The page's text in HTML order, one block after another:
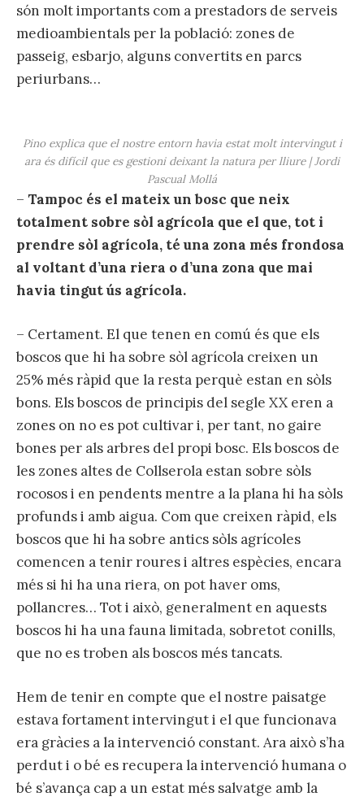
són molt importants com a prestadors de serveis
medioambientals per la població: zones de
passeig, esbarjo, alguns convertits en parcs
periurbans…
Pino explica que el nostre entorn havia estat molt intervingut i
ara és difícil que es gestioni deixant la natura per lliure | Jordi
Pascual Mollá
– Tampoc és el mateix un bosc que neix
totalment sobre sòl agrícola que el que, tot i
prendre sòl agrícola, té una zona més frondosa
al voltant d’una riera o d’una zona que mai
havia tingut ús agrícola.
– Certament. El que tenen en comú és que els
boscos que hi ha sobre sòl agrícola creixen un
25% més ràpid que la resta perquè estan en sòls
bons. Els boscos de principis del segle XX eren a
zones on no es pot cultivar i, per tant, no gaire
bones per als arbres del propi bosc. Els boscos de
les zones altes de Collserola estan sobre sòls
rocosos i en pendents mentre a la plana hi ha sòls
profunds i amb aigua. Com que creixen ràpid, els
boscos que hi ha sobre antics sòls agrícoles
comencen a tenir roures i altres espècies, encara
més si hi ha una riera, on pot haver oms,
pollancres… Tot i això, generalment en aquests
boscos hi ha una fauna limitada, sobretot conills,
que no es troben als boscos més tancats.
Hem de tenir en compte que el nostre paisatge
estava fortament intervingut i el que funcionava
era gràcies a la intervenció constant. Ara això s’ha
perdut i o bé es recupera la intervenció humana o
bé s’avança cap a un estat més salvatge amb la